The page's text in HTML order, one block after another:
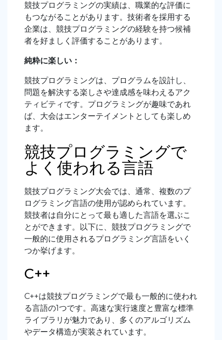
競技プログラミングの実績は、職業的な評価に
もつながることがあります。技術者を採用する
企業は、競技プログラミングの経験を持つ候補
者を好ましく評価することがあります。
純粋に楽しい：
競技プログラミングは、プログラムを設計し、
問題を解決する楽しさや達成感を味わえるアク
ティビティです。プログラミングが趣味であれ
ば、大会はエンターテイメントとしても楽しめ
ます。
競技プログラミングで
よく使われる言語
競技プログラミング大会では、通常、複数のプ
ログラミング言語の使用が認められています。
競技者は自分にとって最も適した言語を選ぶこ
とができます。以下に、競技プログラミングで
一般的に使用されるプログラミング言語をいく
つか挙げます。
C++
C++は競技プログラミングで最も一般的に使われ
る言語の1つです。高速な実行速度と豊富な標準
ライブラリが魅力であり、多くのアルゴリズム
やデータ構造が実装されています。